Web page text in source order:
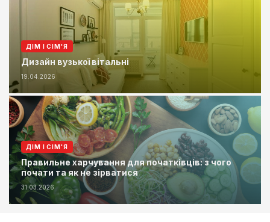
ДІМ І СІМ'Я
Дизайн вузької вітальні
19.04.2026
ДІМ І СІМ'Я
Правильне харчування для початківців: з чого
почати та як не зірватися
31.03.2026